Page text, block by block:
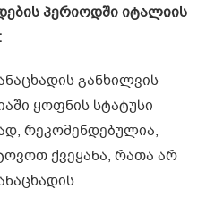
პერიოდში იტალიის
განხილვის
ყოფნის სტატუსი
რეკომენდებულია,
ქვეყანა, რათა არ